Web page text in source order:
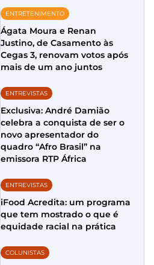
ENTRETENIMENTO
Ágata Moura e Renan
Justino, de Casamento às
Cegas 3, renovam votos após
mais de um ano juntos
ENTREVISTAS
Exclusiva: André Damião
celebra a conquista de ser o
novo apresentador do
quadro “Afro Brasil” na
emissora RTP África
ENTREVISTAS
iFood Acredita: um programa
que tem mostrado o que é
equidade racial na prática
COLUNISTAS